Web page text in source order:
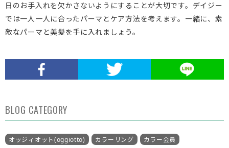
日のお手入れを欠かさないようにすることが大切です。デイジー
では一人一人に合ったパーマとケア方法を考えます。一緒に、素
敵なパーマと美髪を手に入れましょう。
BLOG CATEGORY
オッジィオット(oggiotto) カラーリング
カラー会員